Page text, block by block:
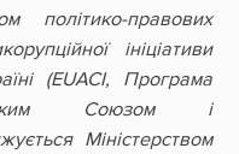
політико-правових
ініціативи
(EUACI, Програма
Союзом і
Міністерством